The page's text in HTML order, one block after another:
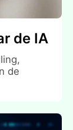
de IA
de